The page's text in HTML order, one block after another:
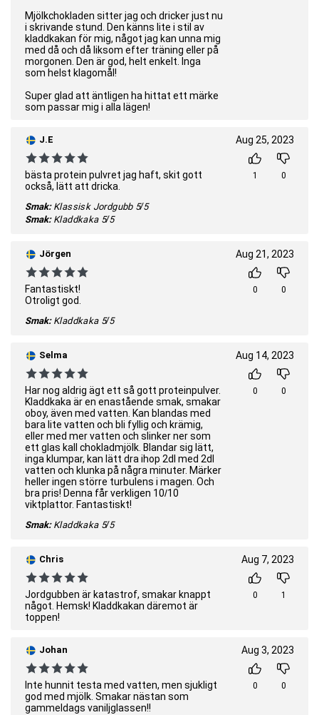
Mjölkchokladen sitter jag och dricker just nu
i skrivande stund. Den känns lite i stil av
kladdkakan för mig, något jag kan unna mig
med då och då liksom efter träning eller på
morgonen. Den är god, helt enkelt. Inga
som helst klagomål!
Super glad att äntligen ha hittat ett märke
som passar mig i alla lägen!
J.E
bästa protein pulvret jag haft, skit gott
också, lätt att dricka.
Smak: Klassisk Jordgubb 5/5
Smak: Kladdkaka 5/5
Aug 25, 2023
1 0
Jörgen
Fantastiskt!
Otroligt god.
Smak: Kladdkaka 5/5
Aug 21, 2023
0 0
Selma
Har nog aldrig ägt ett så gott proteinpulver.
Kladdkaka är en enastående smak, smakar
oboy, även med vatten. Kan blandas med
bara lite vatten och bli fyllig och krämig,
eller med mer vatten och slinker ner som
ett glas kall chokladmjölk. Blandar sig lätt,
inga klumpar, kan lätt dra ihop 2dl med 2dl
vatten och klunka på några minuter. Märker
heller ingen större turbulens i magen. Och
bra pris! Denna får verkligen 10/10
viktplattor. Fantastiskt!
Smak: Kladdkaka 5/5
Aug 14, 2023
0 0
Chris
Jordgubben är katastrof, smakar knappt
något. Hemsk! Kladdkakan däremot är
toppen!
Aug 7, 2023
0 1
Johan
Inte hunnit testa med vatten, men sjukligt
god med mjölk. Smakar nästan som
gammeldags vaniljglassen!!
Aug 3, 2023
0 0